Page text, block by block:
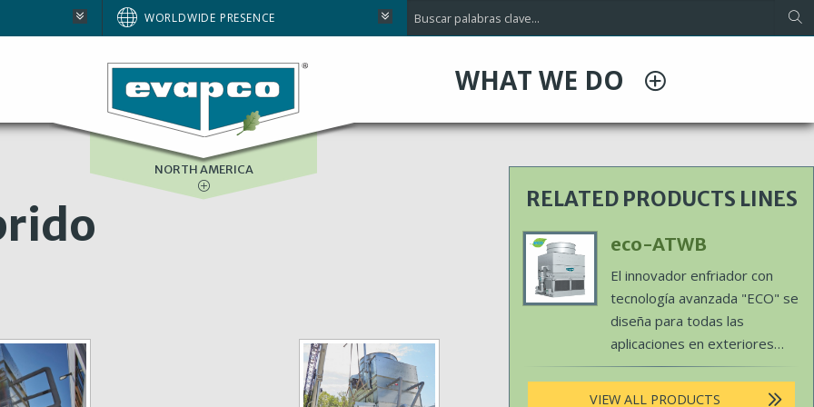
WORLDWIDE PRESENCE
WHAT WE DO
BRAZIL
EUROPE
SOUTH AFRICA
NORTH AMERICA
RELATED PRODUCTS LINES
Primary
Product
Image
eco-ATWB
Body
El innovador enfriador con
tecnología avanzada "ECO" se
diseña para todas las
aplicaciones en exteriores
donde los ahorros de energía
VIEW ALL PRODUCTS